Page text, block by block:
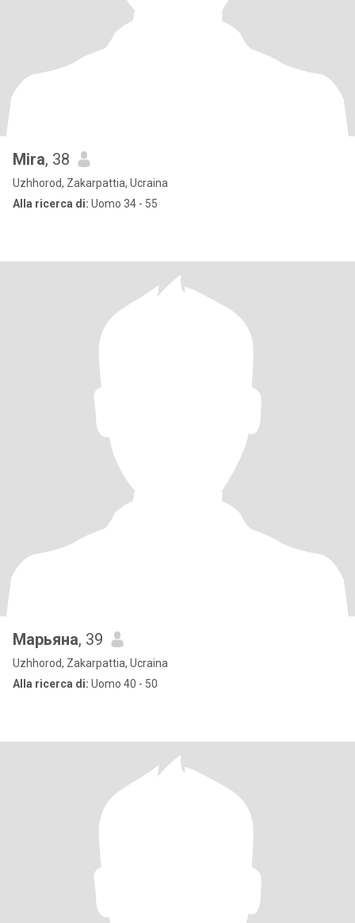
Mira, 38
Uzhhorod, Zakarpattia, Ucraina
Alla ricerca di: Uomo 34 - 55
Марьяна, 39
Uzhhorod, Zakarpattia, Ucraina
Alla ricerca di: Uomo 40 - 50